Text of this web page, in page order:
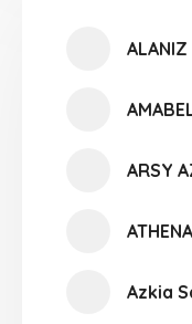
ALANIZ
ARSY
Azkia